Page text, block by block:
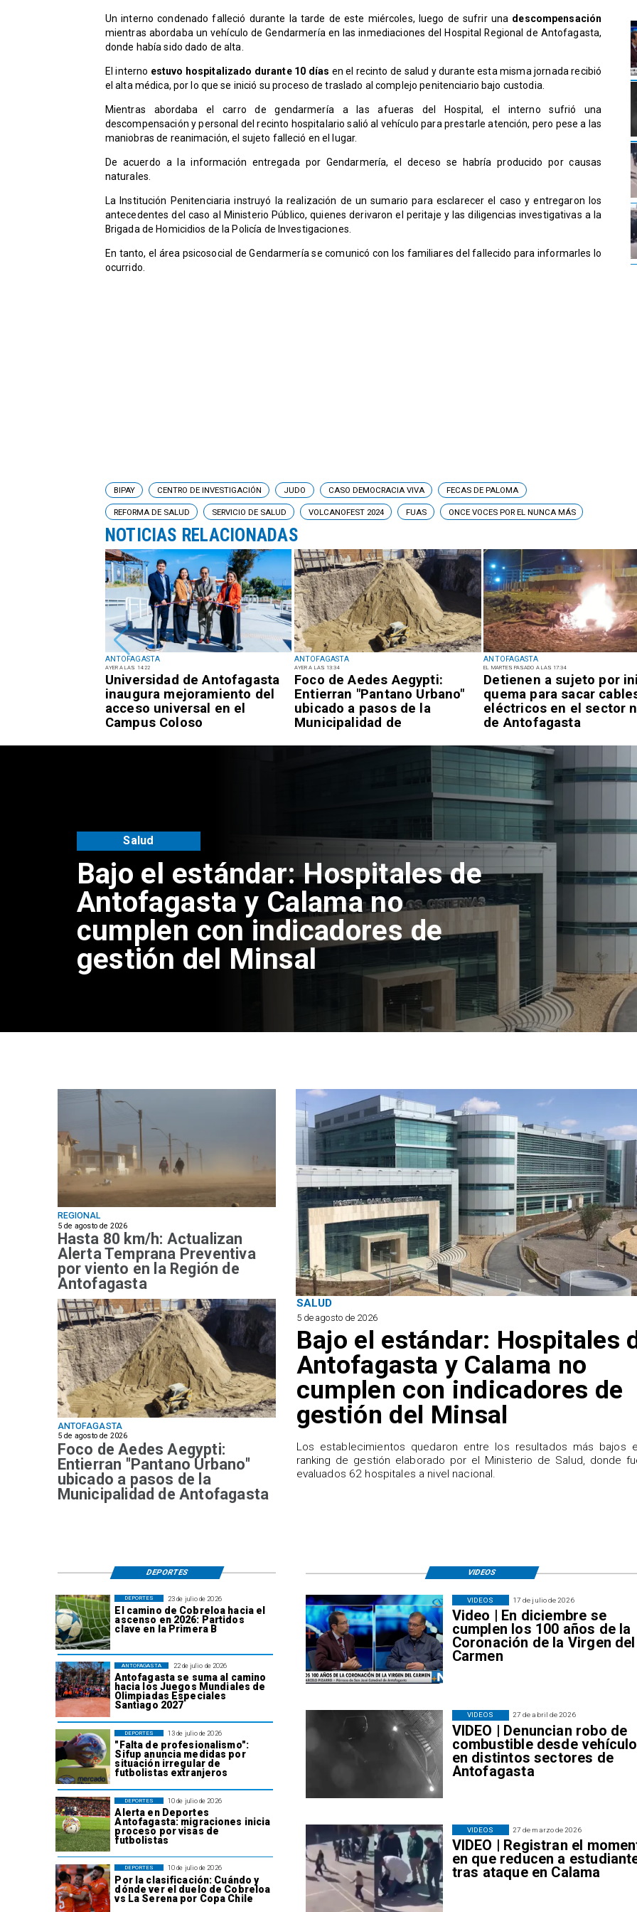
Un interno condenado falleció durante la tarde de este miércoles, luego de sufrir una descompensación
mientras abordaba un vehículo de Gendarmería en las inmediaciones del Hospital Regional de Antofagasta,
donde había sido dado de alta.
El interno estuvo hospitalizado durante 10 días en el recinto de salud y durante esta misma jornada recibió
el alta médica, por lo que se inició su proceso de traslado al complejo penitenciario bajo custodia.
Mientras abordaba el carro de gendarmería a las afueras del Hospital, el interno sufrió una
descompensación y personal del recinto hospitalario salió al vehículo para prestarle atención, pero pese a las
maniobras de reanimación, el sujeto falleció en el lugar.
De acuerdo a la información entregada por Gendarmería, el deceso se habría producido por causas
naturales.
La Institución Penitenciaria instruyó la realización de un sumario para esclarecer el caso y entregaron los
antecedentes del caso al Ministerio Público, quienes derivaron el peritaje y las diligencias investigativas a la
Brigada de Homicidios de la Policía de Investigaciones.
En tanto, el área psicosocial de Gendarmería se comunicó con los familiares del fallecido para informarles lo
ocurrido.
ANTOFAGASTA
AYER A LAS 14:22
Universidad de Antofagasta
inaugura mejoramiento del
acceso universal en el
Campus Coloso
ANTOFAGASTA
AYER A LAS 13:34
Foco de Aedes Aegypti:
Entierran "Pantano Urbano"
ubicado a pasos de la
Municipalidad de
ANTOFAGASTA
EL MARTES PASADO A LAS 17:34
Detienen a sujeto por
quema para sacar
eléctricos en el sector
de Antofagasta
BIPAY CENTRO DE INVESTIGACIÓN JUDO CASO DEMOCRACIA VIVA FECAS DE PALOMA
REFORMA DE SALUD SERVICIO DE SALUD VOLCANOFEST 2024 FUAS ONCE VOCES POR EL NUNCA MÁS
NOTICIAS RELACIONADAS
Bajo el estándar: Hospitales de
Antofagasta y Calama no
cumplen con indicadores de
gestión del Minsal
Salud
REGIONAL
5 de agosto de 2026
Hasta 80 km/h: Actualizan
Alerta Temprana Preventiva
por viento en la Región de
Antofagasta
SALUD
5 de agosto de 2026
Bajo el estándar: Hospitales
Antofagasta y Calama no
cumplen con indicadores de
gestión del Minsal
Los establecimientos quedaron entre los resultados más bajos
ranking de gestión elaborado por el Ministerio de Salud, donde
evaluados 62 hospitales a nivel nacional.
ANTOFAGASTA
5 de agosto de 2026
Foco de Aedes Aegypti:
Entierran "Pantano Urbano"
ubicado a pasos de la
Municipalidad de Antofagasta
23 de julio de 2026
El camino de Cobreloa hacia el
ascenso en 2026: Partidos
clave en la Primera B
DEPORTES
22 de julio de 2026
Antofagasta se suma al camino
hacia los Juegos Mundiales de
Olimpiadas Especiales
Santiago 2027
ANTOFAGASTA
13 de julio de 2026
"Falta de profesionalismo":
Sifup anuncia medidas por
situación irregular de
futbolistas extranjeros
DEPORTES
10 de julio de 2026
Alerta en Deportes
Antofagasta: migraciones inicia
proceso por visas de
futbolistas
DEPORTES
10 de julio de 2026
Por la clasificación: Cuándo y
dónde ver el duelo de Cobreloa
vs La Serena por Copa Chile
DEPORTES
17 de julio de 2026
Video | En diciembre se
cumplen los 100 años de la
Coronación de la Virgen del
Carmen
VIDEOS
27 de abril de 2026
VIDEO | Denuncian robo de
combustible desde
en distintos sectores de
Antofagasta
VIDEOS
27 de marzo de 2026
VIDEO | Registran el
en que reducen a
tras ataque en Calama
VIDEOS
VIDEOS
DEPORTES